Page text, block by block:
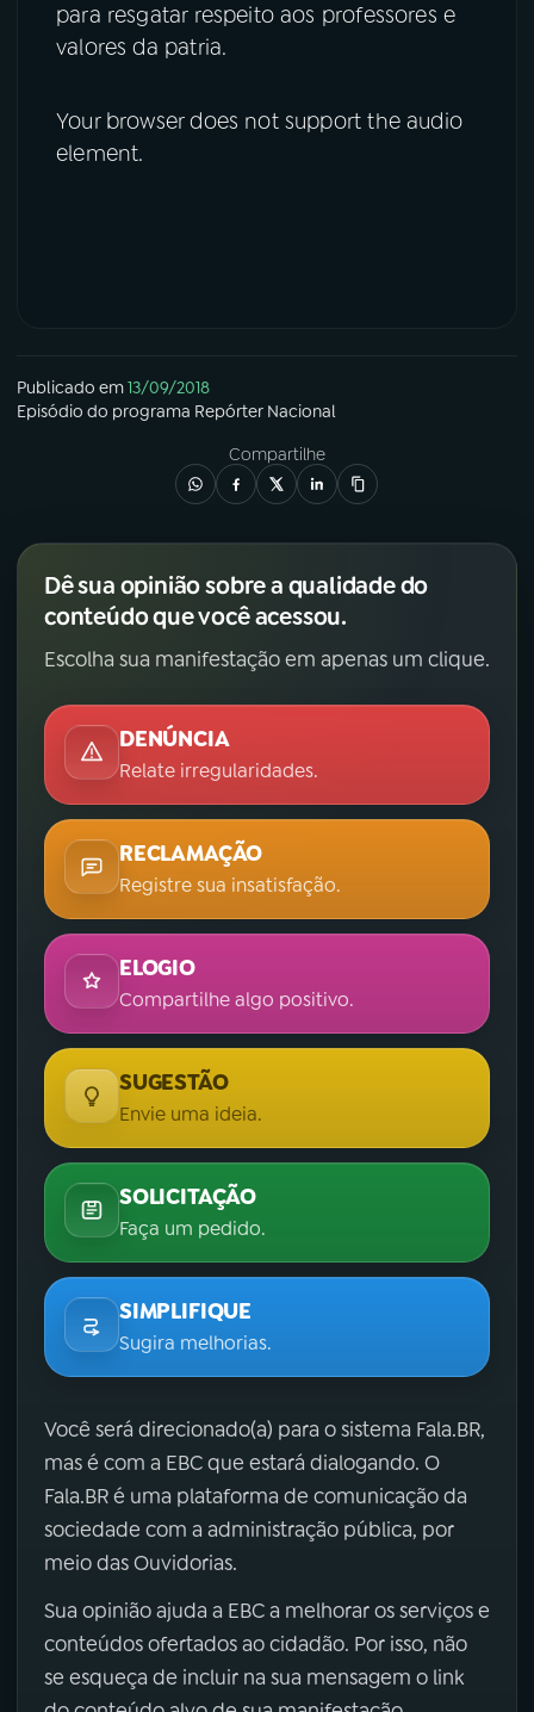
para resgatar respeito aos professores e
valores da patria.
Your browser does not support the audio
element.
Publicado em13/09/2018
Episódio do programa Repórter Nacional
Compartilhe
Dê sua opinião sobre a qualidade do
conteúdo que você acessou.
Escolha sua manifestação em apenas um clique.
DENÚNCIA
Relate irregularidades.
RECLAMAÇÃO
Registre sua insatisfação.
ELOGIO
Compartilhe algo positivo.
SUGESTÃO
Envie uma ideia.
SOLICITAÇÃO
Faça um pedido.
SIMPLIFIQUE
Sugira melhorias.
Você será direcionado(a) para o sistema Fala.BR,
mas é com a EBC que estará dialogando. O
Fala.BR é uma plataforma de comunicação da
sociedade com a administração pública, por
meio das Ouvidorias.
Sua opinião ajuda a EBC a melhorar os serviços e
conteúdos ofertados ao cidadão. Por isso, não
se esqueça de incluir na sua mensagem o link